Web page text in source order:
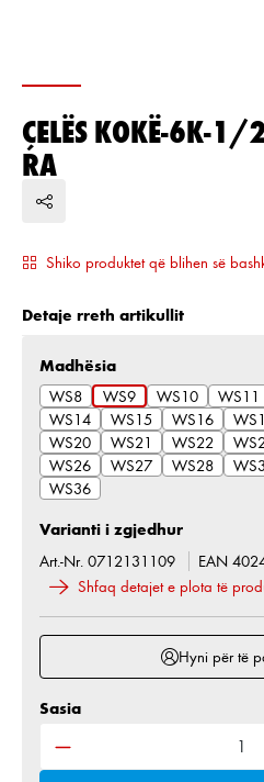
ÇELËS KOKË-6K-1/
RA
Shiko produktet që blihen së
Detaje rreth artikullit
Zgjidh
Madhësia
WS8
WS9 WS10 WS11
WS14
WS15 WS16
WS20
WS21 WS22
WS26
WS27 WS28
WS36
Varianti i zgjedhur
Art.-Nr. 0712131109
EAN
Shfaq detajet e plota të
Hyni për të
Sasia e produktit:
Sasia